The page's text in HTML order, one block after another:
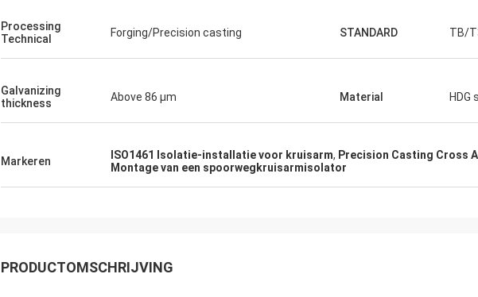
Edson Polli junior
Processing
Technical
Forging/Precision casting STANDARD TB/
Galvanizing
thickness
Above 86 μm Material HDG
Markeren ISO1461 Isolatie-installatie voor kruisarm, Precision Casting Cross
Montage van een spoorwegkruisarmisolator
PRODUCTOMSCHRIJVING